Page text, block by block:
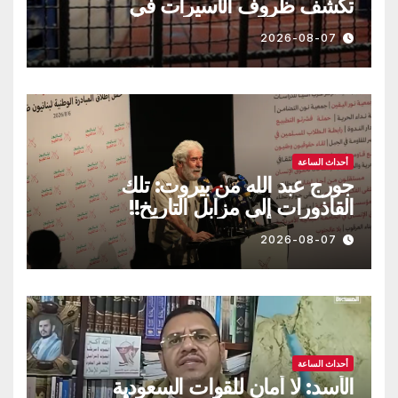
تكشف ظروف الأسيرات في
“الدامون”
2026-08-07
أحداث الساعة
جورج عبد الله من بيروت: تلك
القاذورات إلى مزابل التاريخ!!
2026-08-07
أحداث الساعة
الأسد: لا أمان للقوات السعودية